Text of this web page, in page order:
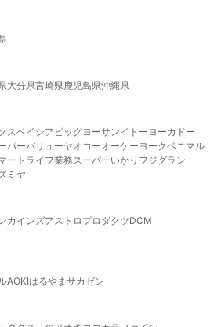
大分県宮崎県鹿児島県沖縄県
スベイシア ビッグヨーサンイトーヨーカドー
パーバリューヤオコーオーケー ヨークベニマル
ート ライフ業務スーパーいかり フジグラン
ミヤ
カインズアストロプロダクツDCM
AOKIはるやま サカゼン